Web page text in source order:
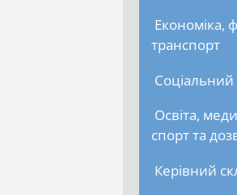
Економіка,
транспорт
Соціальний
Освіта,
спорт та
Керівний